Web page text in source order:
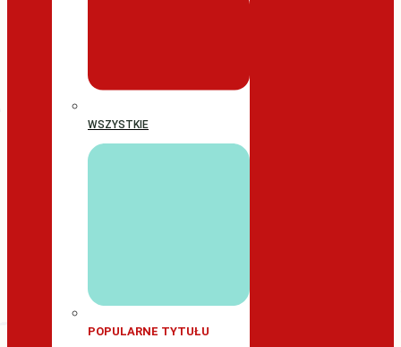
WSZYSTKIE
POPULARNE TYTUŁU